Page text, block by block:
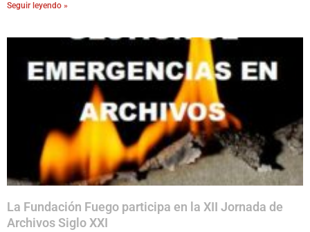
Seguir leyendo »
La Fundación Fuego participa en la XII Jornada de
Archivos Siglo XXI